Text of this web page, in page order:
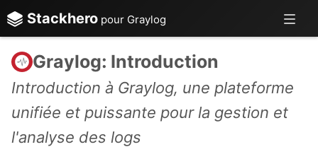
Stackhero pour Graylog
Graylog: Introduction
Introduction à Graylog, une plateforme
unifiée et puissante pour la gestion et
l'analyse des logs